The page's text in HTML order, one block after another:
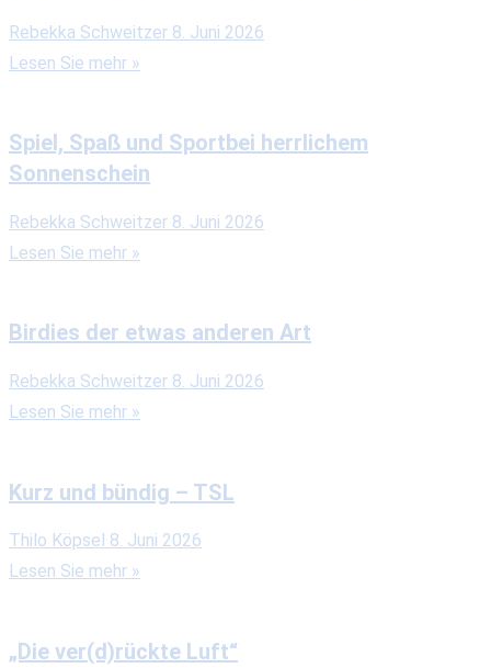
Rebekka Schweitzer 8. Juni 2026
Lesen Sie mehr »
Spiel, Spaß und Sportbei herrlichem
Sonnenschein
Rebekka Schweitzer 8. Juni 2026
Lesen Sie mehr »
Birdies der etwas anderen Art
Rebekka Schweitzer 8. Juni 2026
Lesen Sie mehr »
Kurz und bündig – TSL
Thilo Köpsel 8. Juni 2026
Lesen Sie mehr »
„Die ver(d)rückte Luft“